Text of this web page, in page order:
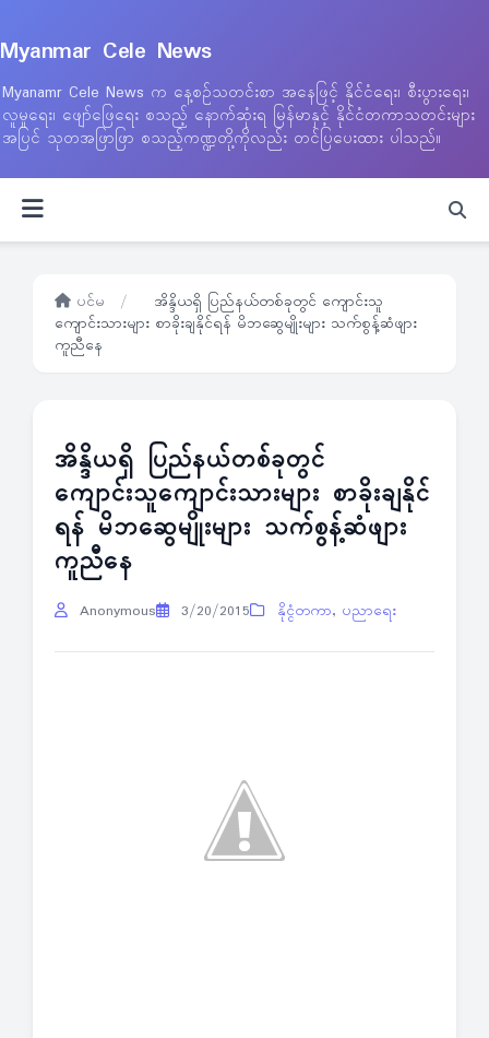
Myanmar Cele News
Myanamr Cele News က နေ့စဉ်သတင်းစာ အနေဖြင့် နိုင်ငံရေး၊ စီးပွားရေး၊
လူမှုရေး၊ ဖျော်ဖြေရေး စသည့် နောက်ဆုံးရ မြန်မာနှင့် နိုင်ငံတကာသတင်းများ
အပြင် သုတအဖြာဖြာ စသည့်ကဏ္ဍတို့ကိုလည်း တင်ပြပေးထား ပါသည်။
ပင်မ /
အိန္ဒိယရှိ ပြည်နယ်တစ်ခုတွင် ကျောင်းသူ
ကျောင်းသားများ စာခိုးချနိုင်ရန် မိဘဆွေမျိုးများ သက်စွန့်ဆံဖျား
ကူညီနေ
အိန္ဒိယရှိ ပြည်နယ်တစ်ခုတွင်
ကျောင်းသူကျောင်းသားများ စာခိုးချနိုင်
ရန် မိဘဆွေမျိုးများ သက်စွန့်ဆံဖျား
ကူညီနေ
Anonymous 3/20/2015 နိုင္ငံတကာ, ပညာရေး